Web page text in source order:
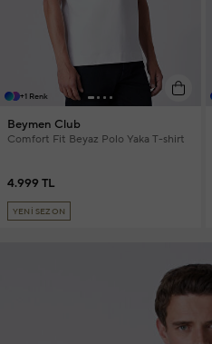
+1 Renk
Beymen Club
Comfort Fit Beyaz Polo Yaka T-shirt
4.999 TL
YENİ SEZON